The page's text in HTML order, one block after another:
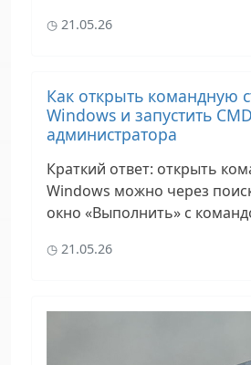
21.05.26
Как открыть командную
Windows и запустить
администратора
Краткий ответ: открыть
Windows можно через
окно «Выполнить» с
21.05.26